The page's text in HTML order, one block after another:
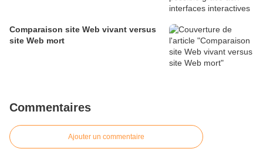
Comparaison site Web vivant versus
site Web mort
Commentaires
Ajouter un commentaire